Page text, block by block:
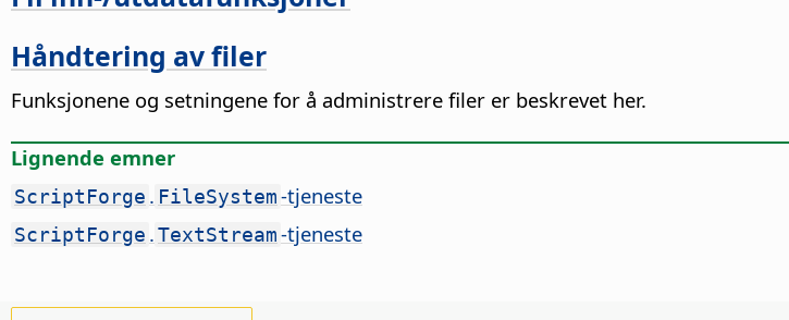
Håndtering av filer
Funksjonene og setningene for å administrere filer er beskrevet her.
Lignende emner
ScriptForge . FileSystem-tjeneste
ScriptForge .TextStream-tjeneste